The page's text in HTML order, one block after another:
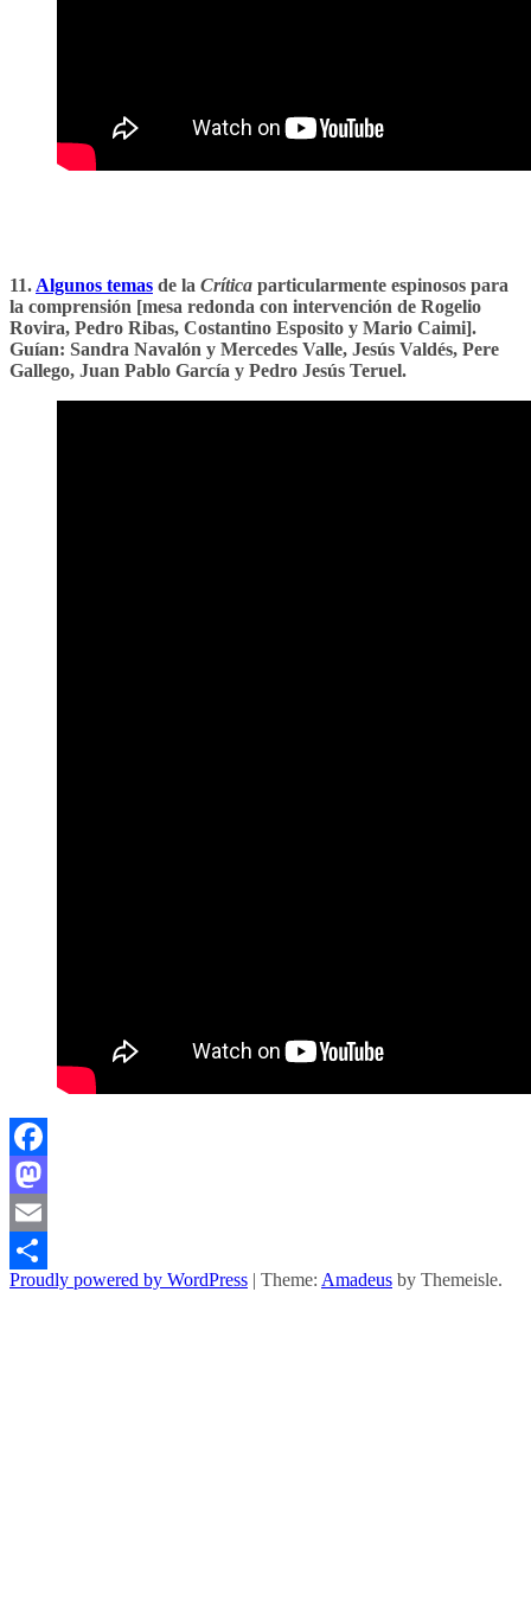
11. Algunos temas de la Crítica particularmente espinosos para
la comprensión [mesa redonda con intervención de Rogelio
Rovira, Pedro Ribas, Costantino Esposito y Mario Caimi].
Guían: Sandra Navalón y Mercedes Valle, Jesús Valdés, Pere
Gallego, Juan Pablo García y Pedro Jesús Teruel.
Facebook
Mastodon
Email
Comparteix
Proudly powered by WordPress | Theme: Amadeus by Themeisle.